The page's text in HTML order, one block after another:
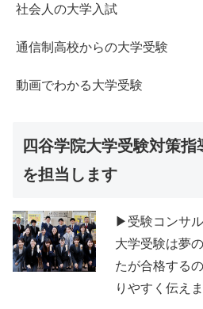
社会人の大学入試
通信制高校からの大学受験
動画でわかる大学受験
四谷学院大学受験対策
を担当します
▶受験コンサ
大学受験は夢
たが合格する
りやすく伝えま